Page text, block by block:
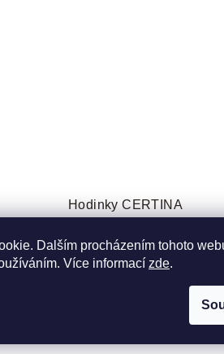
Dalším procházením tohoto
Více informací zde.
Hodinky CERTINA
KÓD:C024.407.11.051.00
SKLADEM NA